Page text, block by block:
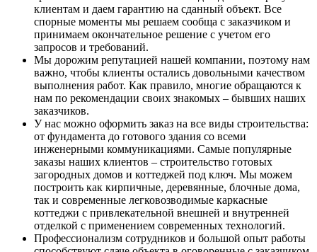
клиентам и даем гарантию на сданный объект. Все
спорные моменты мы решаем сообща с заказчиком и
принимаем окончательное решение с учетом его
запросов и требований.
Мы дорожим репутацией нашей компании, поэтому нам
важно, чтобы клиенты остались довольными качеством
выполнения работ. Как правило, многие обращаются к
нам по рекомендации своих знакомых – бывших наших
заказчиков.
У нас можно оформить заказ на все виды строительства:
от фундамента до готового здания со всеми
инженерными коммуникациями. Самые популярные
заказы наших клиентов – строительство готовых
загородных домов и коттеджей под ключ. Мы можем
построить как кирпичные, деревянные, блочные дома,
так и современные легковозводимые каркасные
коттеджи с привлекательной внешней и внутренней
отделкой с применением современных технологий.
Профессионализм сотрудников и большой опыт работы